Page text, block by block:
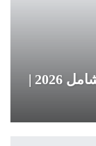
زيت الحلبة لتسمين الوجه | دليل شامل 2026 |